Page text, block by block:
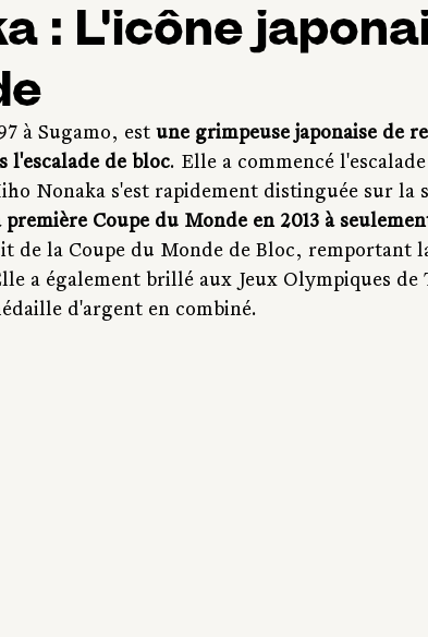
: L'icône
à Sugamo, est une grimpeuse japonaise de
l'escalade de bloc. Elle a commencé
Nonaka s'est rapidement distinguée sur la
première Coupe du Monde en 2013 à
de la Coupe du Monde de Bloc, remportant
a également brillé aux Jeux Olympiques de
d'argent en combiné.